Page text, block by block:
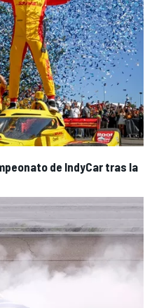
de IndyCar tras la